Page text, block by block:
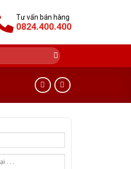
Tư vấn bán hàng
0824.400.400